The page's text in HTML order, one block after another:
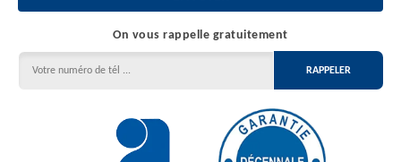
On vous rappelle gratuitement